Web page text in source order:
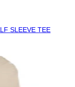
SLEEVE TEE